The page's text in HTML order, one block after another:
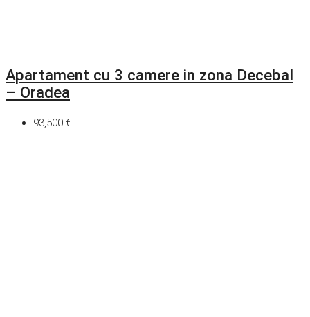
Apartament cu 3 camere in zona Decebal
– Oradea
93,500 €